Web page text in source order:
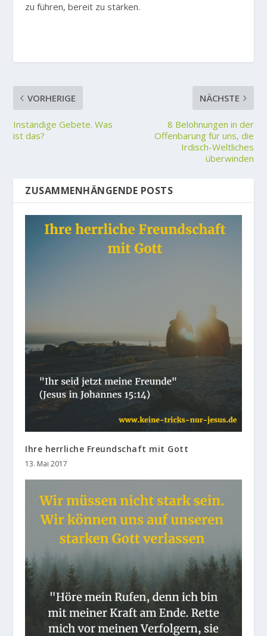
zu führen, bereit zu stärken.
VORHERIGE
Inständige Gebete. Was
ist das?
NÄCHSTE
8 Belohnungen in der
Offenbarung für uns, die
Irdisch-Weltliches
überwinden
ZUSAMMENHÄNGENDE POSTS
Ihre herrliche Freundschaft mit Gott
13. Mai 2017